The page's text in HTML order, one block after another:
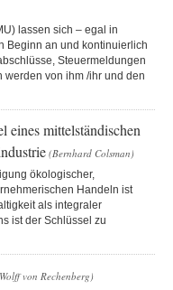
lassen sich – egal in
Beginn an und kontinuierlich
Steuermeldungen
von ihm /ihr und den
eines mittelständischen
(Bernhard Colsman)
ökologischer,
Handeln ist
als integraler
ist der Schlüssel zu
von Rechenberg)